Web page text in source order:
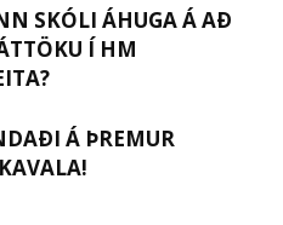
SKÓLI ÁHUGA Á AÐ
Í HM
Á ÞREMUR